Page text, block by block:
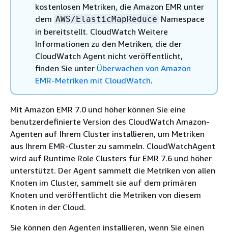
kostenlosen Metriken, die Amazon EMR unter
dem AWS/ElasticMapReduce Namespace
in bereitstellt. CloudWatch Weitere
Informationen zu den Metriken, die der
CloudWatch Agent nicht veröffentlicht,
finden Sie unter Überwachen von Amazon
EMR-Metriken mit CloudWatch.
Mit Amazon EMR 7.0 und höher können Sie eine
benutzerdefinierte Version des CloudWatch Amazon-
Agenten auf Ihrem Cluster installieren, um Metriken
aus Ihrem EMR-Cluster zu sammeln. CloudWatchAgent
wird auf Runtime Role Clusters für EMR 7.6 und höher
unterstützt. Der Agent sammelt die Metriken von allen
Knoten im Cluster, sammelt sie auf dem primären
Knoten und veröffentlicht die Metriken von diesem
Knoten in der Cloud.
Sie können den Agenten installieren, wenn Sie einen